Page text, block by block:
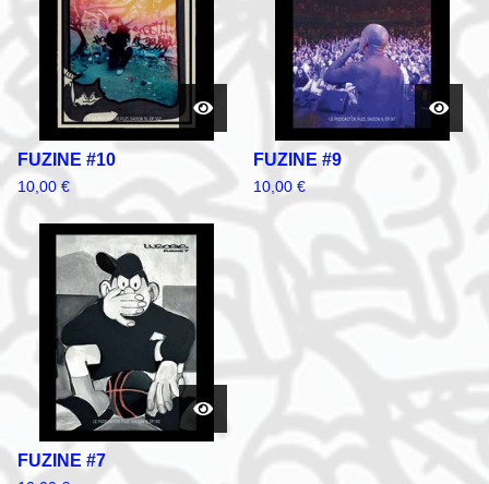
FUZINE #10
10,00 €
FUZINE #9
10,00 €
FUZINE #7